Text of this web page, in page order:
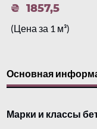
1857,5
(Цена за 1 м³)
Основная
Марки и классы